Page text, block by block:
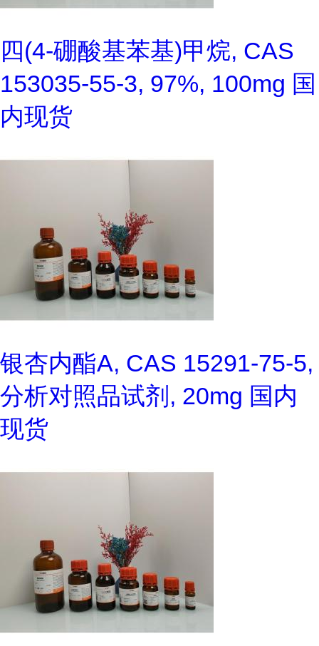
四(4-硼酸基苯基)甲烷, CAS
153035-55-3, 97%, 100mg 国
内现货
银杏内酯A, CAS 15291-75-5,
分析对照品试剂, 20mg 国内
现货